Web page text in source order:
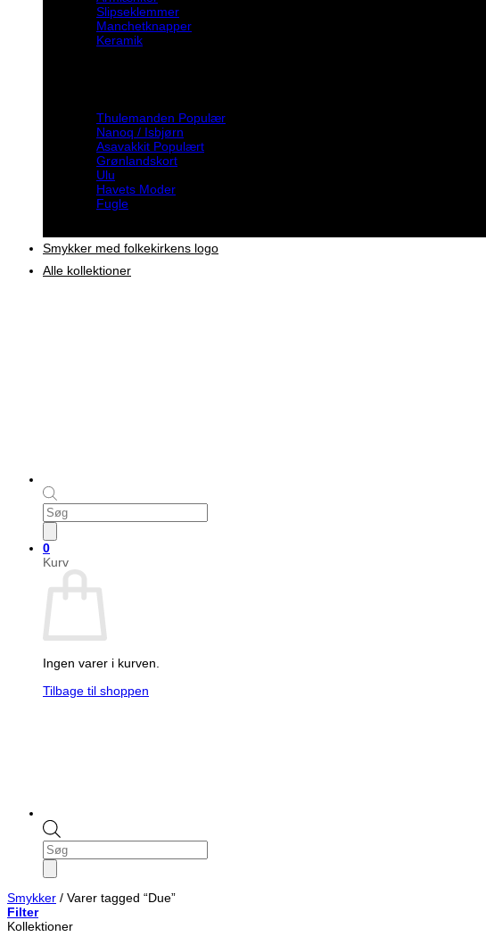
Products
search
0
Kurv
Ingen varer i kurven.
Tilbage til shoppen
Slipseklemmer
Manchetknapper
Keramik
Thulemanden
Nanoq / Isbjørn
Asavakkit
Grønlandskort
Ulu
Havets Moder
Fugle
Smykker med folkekirkens logo
Alle kollektioner
Products
search
Smykker / Varer tagged “Due”
Filter
Kollektioner